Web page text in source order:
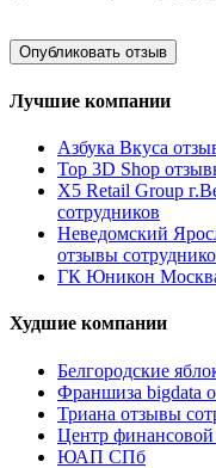
Лучшие компании
Азбука Вкуса
Top 3D Shop
X5 Retail Group
сотрудников
Неведомский
отзывы
ГК Юникон
Худшие компании
Белгородские
Франшиза bigdata
Триана отзывы
Центр
ЮАП СПб